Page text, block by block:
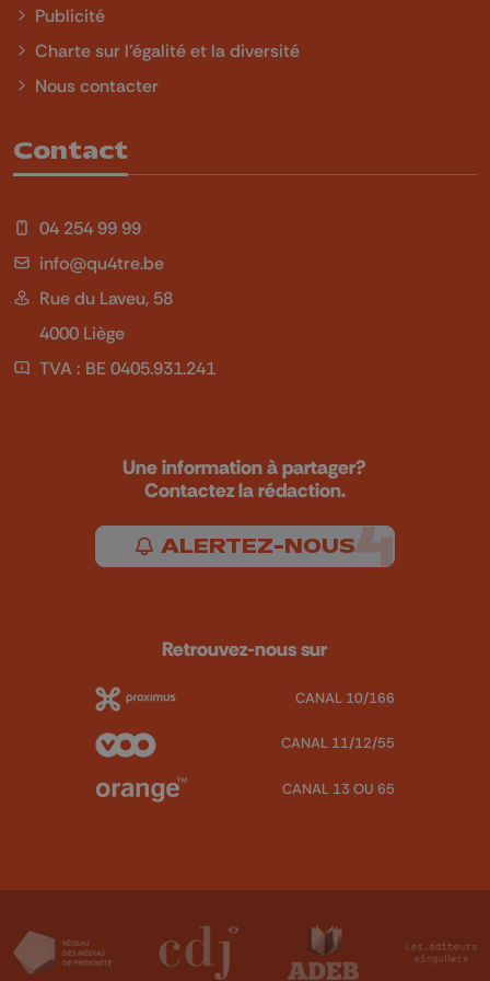
Publicité
Charte sur l'égalité et la diversité
Nous contacter
Contact
04 254 99 99
info@qu4tre.be
Rue du Laveu, 58
4000 Liège
TVA : BE 0405.931.241
Une information à partager?
Contactez la rédaction.
ALERTEZ-NOUS
Retrouvez-nous sur
CANAL 10/166
CANAL 11/12/55
CANAL 13 OU 65